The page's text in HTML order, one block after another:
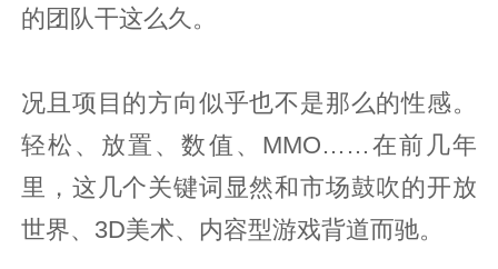
的团队干这么久。
况且项目的方向似乎也不是那么的性感。
轻松、放置、数值、MMO……在前几年
里，这几个关键词显然和市场鼓吹的开放
世界、3D美术、内容型游戏背道而驰。